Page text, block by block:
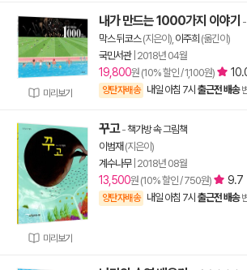
미리보기
내가 만드는 1000가지 이야기 -
막스 뒤코스(지은이), 이주희 (옮긴이)
국민서관| 2018년 04월
19,800원 (10% 할인 / 1,100원)
양탄자배송 내일 아침 7시 출근전 배송
미리보기
꾸고- 책가방 속 그림책
이범재 (지은이)
계수나무| 2018년 08월
13,500원 (10% 할인 / 750원) 9.7
양탄자배송 내일 아침 7시 출근전 배송